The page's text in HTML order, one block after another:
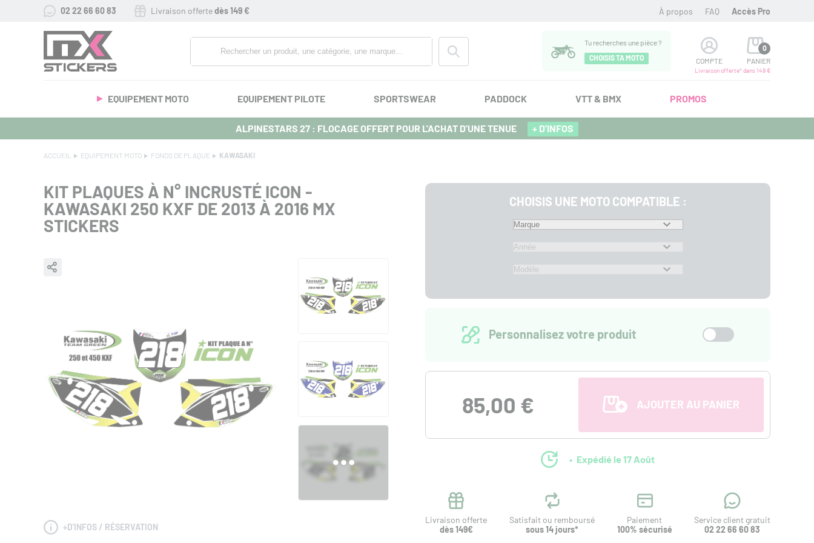
02 22 66 60 83 Livraison offertedès 149 € À propos FAQ Accès Pro
Tu recherches une pièce ?
CHOISIS TA MOTO
COMPTE
0
PANIER
Livraison offerte* dans 149 €
EQUIPEMENT MOTO EQUIPEMENT PILOTE SPORTSWEAR PADDOCK VTT & BMX PROMOS
ALPINESTARS 27 : FLOCAGE OFFERT POUR L'ACHAT D'UNE TENUE + D'INFOS
ACCUEIL EQUIPEMENT MOTO FONDS DE PLAQUE KAWASAKI
KIT PLAQUES À N° INCRUSTÉ ICON -
KAWASAKI 250 KXF DE 2013 À 2016 MX
STICKERS
+D'INFOS / RÉSERVATION
CHOISIS UNE MOTO COMPATIBLE :
Personnalisez votre produit
85,00 € AJOUTER AU PANIER
Expédié le 17 Août
Livraison offerte
dès 149€
Satisfait ou remboursé
sous 14 jours*
Paiement
100% sécurisé
Service client gratuit
02 22 66 60 83